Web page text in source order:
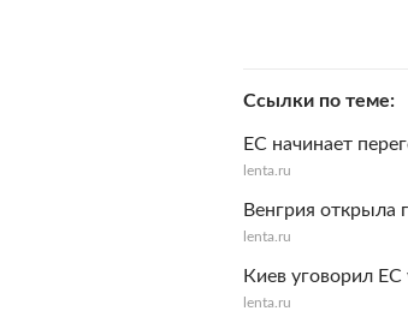
Ссылки по теме
ЕС начинает
lenta.ru
Венгрия открыла
lenta.ru
Киев уговорил
lenta.ru